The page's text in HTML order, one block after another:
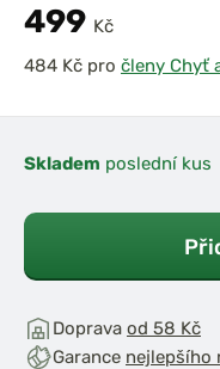
499 Kč
pro členy Chyť
Skladem poslední kus
Doprava od 58 Kč
Garance nejlepšího